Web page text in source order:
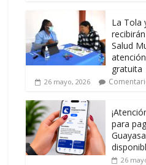
La Tola
Salud
gratuita
26 mayo, 2026
para
26